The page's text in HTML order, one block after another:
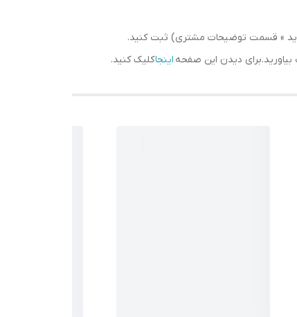
» قسمت توضیحات مشتری) ثبت کنید.
دیدن این صفحه اینجاکلیک کنید.